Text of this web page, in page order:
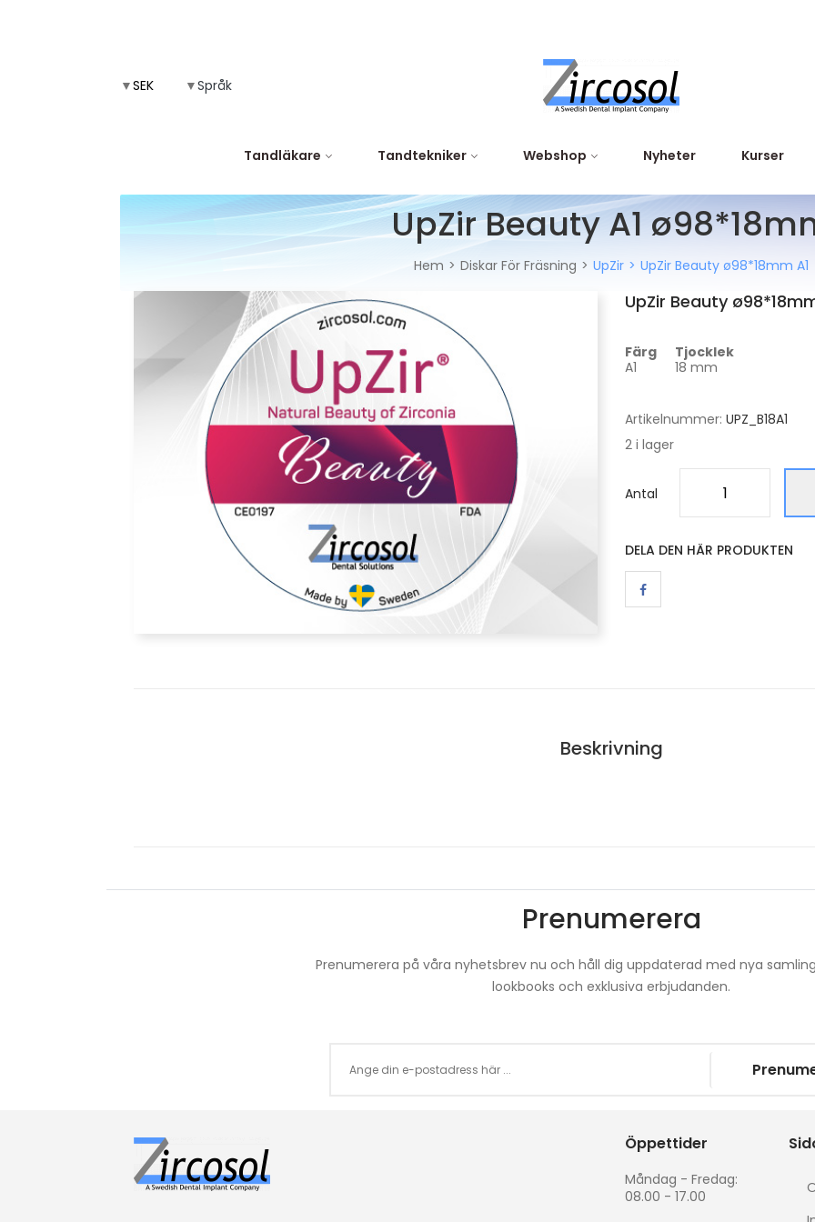
▼ ▼Språk
Tandläkare Tandtekniker Webshop Nyheter Kurser
UpZir Beauty A1
Hem Diskar För Fräsning UpZir UpZir Beauty ø98*18mm A1
UpZir Beauty
Färg
A1
Tjocklek
18 mm
Artikelnummer: UPZ_B18A1
2 i lager
Antal
DELA DEN HÄR PRODUKTEN
Beskrivning
Prenumerera
Prenumerera på våra nyhetsbrev nu och håll dig uppdaterad med nya
lookbooks och exklusiva erbjudanden.
Öppettider
Måndag - Fredag:
08.00 - 17.00